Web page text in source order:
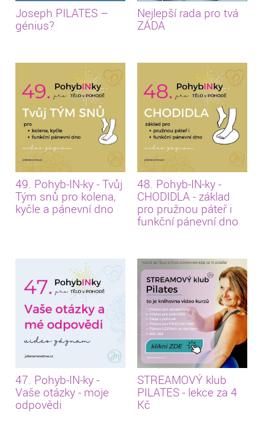
Joseph PILATES –
génius?
Nejlepší rada pro tvá
ZÁDA
49. Pohyb-IN-ky - Tvůj
Tým snů pro kolena,
kyčle a pánevní dno
48. Pohyb-IN-ky -
CHODIDLA - základ
pro pružnou páteř i
funkční pánevní dno
47. Pohyb-IN-ky -
Vaše otázky - moje
odpovědi
STREAMOVÝ klub
PILATES - lekce za 4
Kč